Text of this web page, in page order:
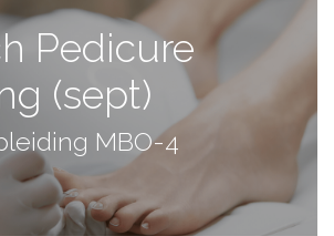
Pedicure
(sept)
MBO-4